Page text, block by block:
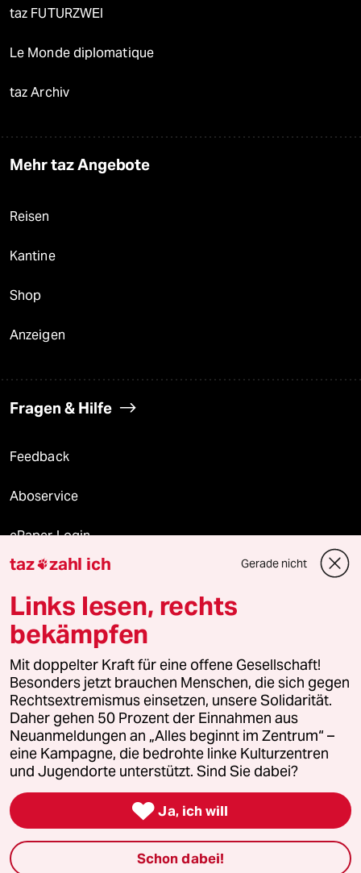
taz FUTURZWEI
Le Monde diplomatique
taz Archiv
Mehr taz Angebote
Reisen
Kantine
Shop
Anzeigen
Fragen & Hilfe
Feedback
Aboservice
ePaper Login
Downloads für Abonnierende
© 2026 taz Verlags und Vertriebs GmbH
Alle Rechte vorbehalten. Bei rechtlichen Fragen oder für Genehmigungen
wenden Sie sich bitte an lizenzen@taz.de
Feedback Redaktionsstatut Kommune-Richtlinien
Leitlinie Informant Datenschutz Impressum AGB
Seitenwende Einwilligungen widerrufen (Ads)
taz zahl ich Gerade nicht
Links lesen, rechts
bekämpfen
Mit doppelter Kraft für eine offene Gesellschaft!
Besonders jetzt brauchen Menschen, die sich gegen
Rechtsextremismus einsetzen, unsere Solidarität.
Daher gehen 50 Prozent der Einnahmen aus
Neuanmeldungen an „Alles beginnt im Zentrum“ –
eine Kampagne, die bedrohte linke Kulturzentren
und Jugendorte unterstützt. Sind Sie dabei?
 Ja, ich will
Schon dabei!